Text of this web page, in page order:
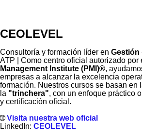
CEOLEVEL
Consultoría y formación líder en Gestión
ATP | Como centro oficial autorizado por
Management Institute (PMI)®,
empresas a alcanzar la excelencia
formación. Nuestros cursos se basan en
la "trinchera", con un enfoque práctico
y certificación oficial.
🌐Visita nuestra web oficial
LinkedIn: CEOLEVEL